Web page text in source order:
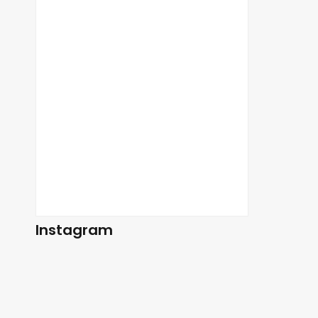
Instagram